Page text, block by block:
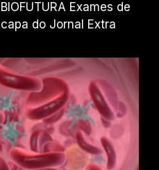
Exames de
do Jornal Extra